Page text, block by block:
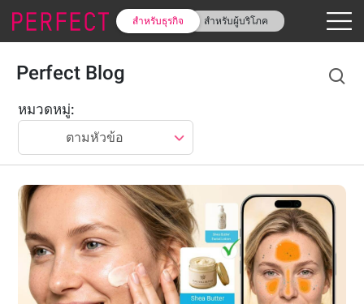
สำหรับธุรกิจ สำหรับผู้บริโภค
Perfect Blog
หมวดหมู่:
ตามหัวข้อ